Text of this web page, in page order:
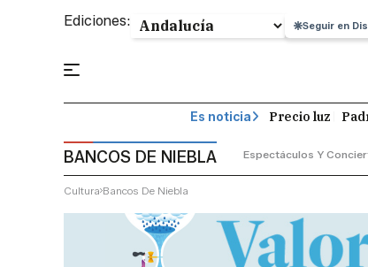
Ediciones: Seguir en
Es noticia Precio luz
BANCOS DE NIEBLA Espectáculos Y
Cultura Bancos De Niebla